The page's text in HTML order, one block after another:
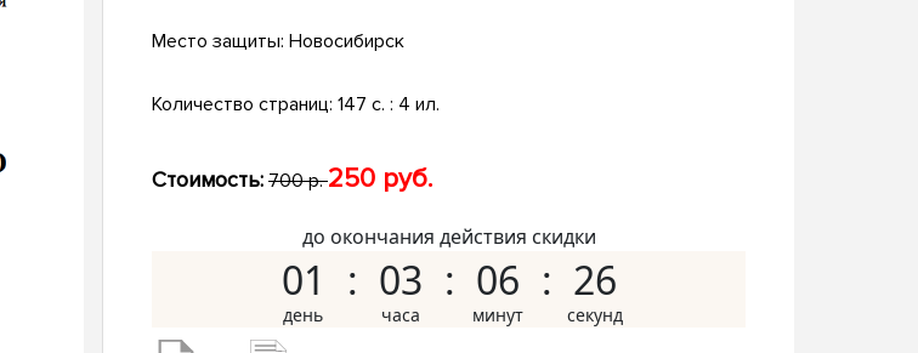
Место защиты: Новосибирск
Количество страниц: 147 с. : 4 ил.
Стоимость: 700 р.250 руб.
до окончания действия скидки
01 03 06 25